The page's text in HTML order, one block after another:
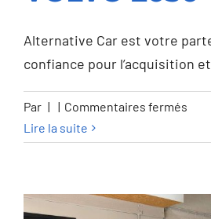
Alternative Car est votre
confiance pour l’acquisition
Par | | Commentaires fermés
C40
82
kWh
Lire la suite